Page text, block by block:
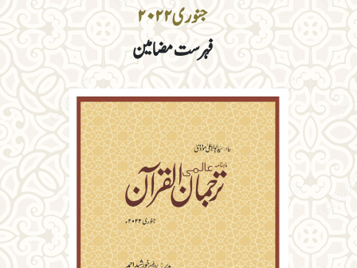
جنوری ۲۰۲۲
فہرست مضامین